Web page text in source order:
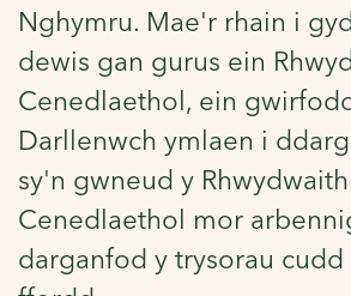
Nghymru. Mae'r rhain i
dewis gan gurus ein
Cenedlaethol, ein
Darllenwch ymlaen i
sy'n gwneud y
Cenedlaethol mor
darganfod y trysorau cudd